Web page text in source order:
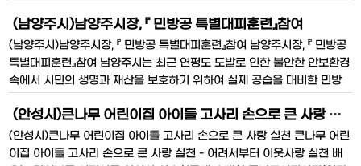
개발원에서 이기택 인재개발원장, 조상호 도시개발국장 등
(남양주시)남양주시장, 『 민방공 특별대피훈련』참여
(남양주시)남양주시장, 『 민방공 특별대피훈련』참여 남양주시장, 『 민방공
특별대피훈련』참여 남양주시는 최근 연평도 도발로 인한 불안한 안보환경
속에서 시민의 생명과 재산을 보호하기 위하여 실제 공습을 대비한 민방
하였다.] 훈련당일 14시 훈련공습경보 발령과 동시에 비상대피시설 99개
소(1,044천㎡,
(안성시)큰나무 어린이집 아이들 고사리 손으로 큰 사랑 실천
(안성시)큰나무 어린이집 아이들 고사리 손으로 큰 사랑 실천 큰나무 어린
이집 아이들 고사리 손으로 큰 사랑 실천 - 어려서부터 이웃사랑 실천 배